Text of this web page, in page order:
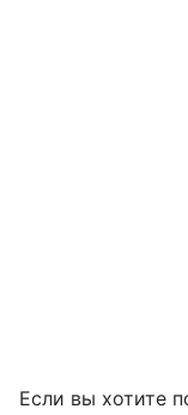
Если вы хотите